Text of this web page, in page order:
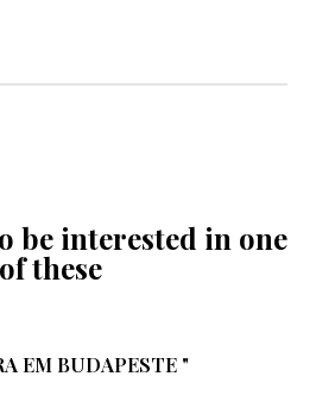
be interested in one
of these
EM BUDAPESTE "